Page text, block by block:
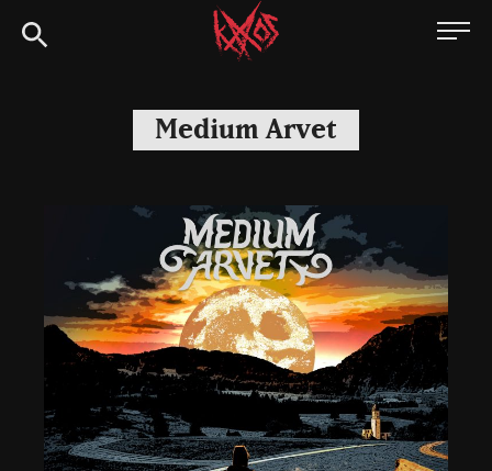
Siirry
suoraan
Kaaoszine
Medium Arvet